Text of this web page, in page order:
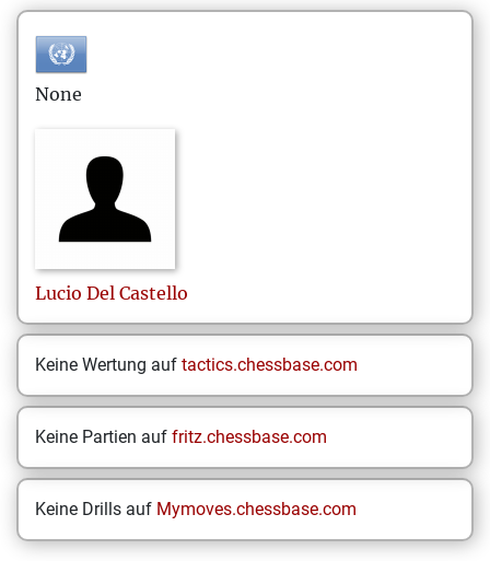
None
Lucio Del Castello
Keine Wertung auf tactics.chessbase.com
Keine Partien auf fritz.chessbase.com
Keine Drills auf Mymoves.chessbase.com